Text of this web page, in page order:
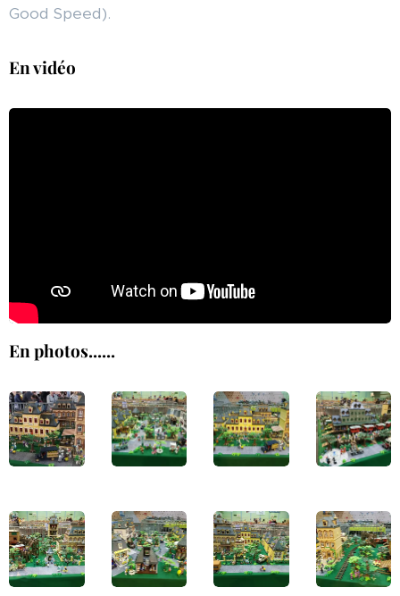
Good Speed).
En vidéo
En photos......